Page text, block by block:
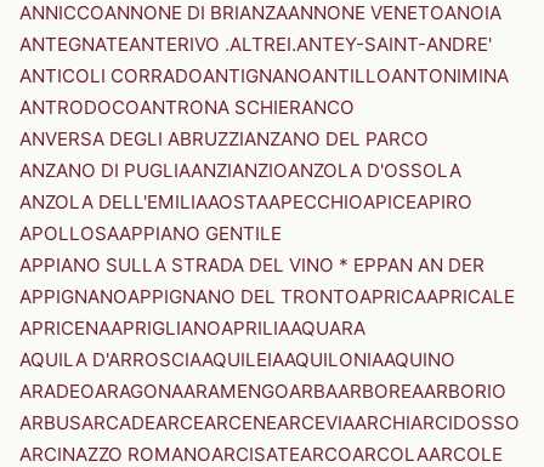
ANNICCOANNONE DI BRIANZAANNONE VENETOANOIA
ANTEGNATEANTERIVO .ALTREI.ANTEY-SAINT-ANDRE'
ANTICOLI CORRADOANTIGNANOANTILLOANTONIMINA
ANTRODOCOANTRONA SCHIERANCO
ANVERSA DEGLI ABRUZZIANZANO DEL PARCO
ANZANO DI PUGLIAANZIANZIOANZOLA D'OSSOLA
ANZOLA DELL'EMILIAAOSTAAPECCHIOAPICEAPIRO
APOLLOSAAPPIANO GENTILE
APPIANO SULLA STRADA DEL VINO * EPPAN AN DER
APPIGNANOAPPIGNANO DEL TRONTOAPRICAAPRICALE
APRICENAAPRIGLIANOAPRILIAAQUARA
AQUILA D'ARROSCIAAQUILEIAAQUILONIAAQUINO
ARADEOARAGONAARAMENGOARBAARBOREAARBORIO
ARBUSARCADEARCEARCENEARCEVIAARCHIARCIDOSSO
ARCINAZZO ROMANOARCISATEARCOARCOLAARCOLE